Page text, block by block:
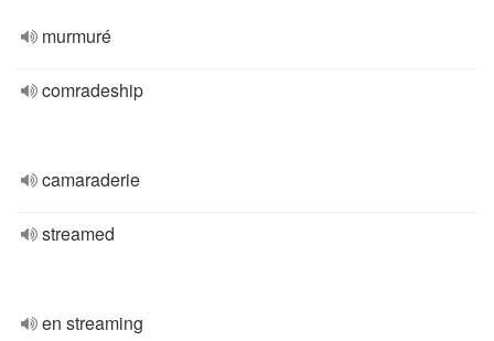
murmuré
comradeship
camaraderie
streamed
en streaming